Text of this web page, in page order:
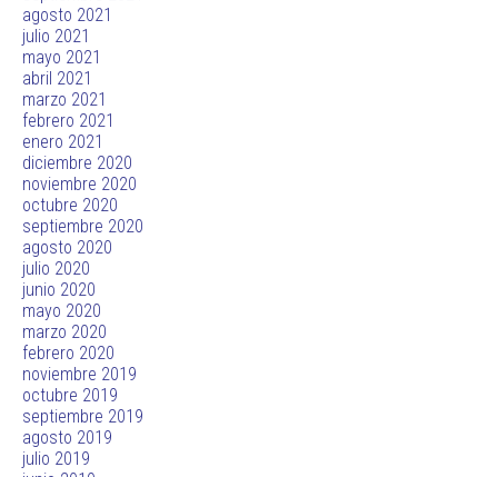
agosto 2021
julio 2021
mayo 2021
abril 2021
marzo 2021
febrero 2021
enero 2021
diciembre 2020
noviembre 2020
octubre 2020
septiembre 2020
agosto 2020
julio 2020
junio 2020
mayo 2020
marzo 2020
febrero 2020
noviembre 2019
octubre 2019
septiembre 2019
agosto 2019
julio 2019